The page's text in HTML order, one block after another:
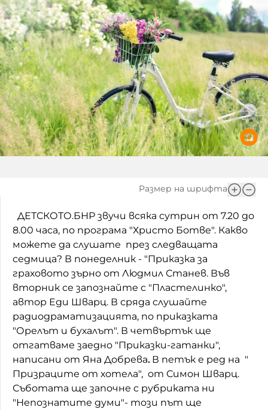
Фантазирай
Приказки
История на изкуството
Музикална кутийка
От соул до рокендрол
Междучасие
Златната ябълка
Непознатите думи
Като Айнщайн
Домашен любимец
Питаме Ви
До ре ми
Игри
Кои сме ние?
За вас, родители
БНР
БНР Новини
Архивен фонд на БНР
Размер на шрифта
ДЕТСКОТО.БНР звучи всяка сутрин от 7.20 до
8.00 часа, по програма "Христо Ботве". Какво
можете да слушате през следващата
седмица? В понеделник - "Приказка за
граховото зърно от Людмил Станев. Във
вторник се запознайте с "Пластелинко",
автор Еди Шварц. В сряда слушайте
радиодраматизацията, по приказката
"Орелът и бухалът". В четвъртък ще
отгатваме заедно "Приказки-гатанки",
написани от Яна Добрева.В петък е ред на "
Призраците от хотела", от Симон Шварц.
Съботата ще започне с рубриката ни
"Непознатите думи"- този път ще